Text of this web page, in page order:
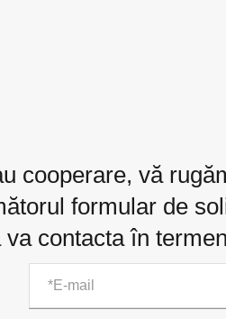
cooperare, vă
formular de
contacta în